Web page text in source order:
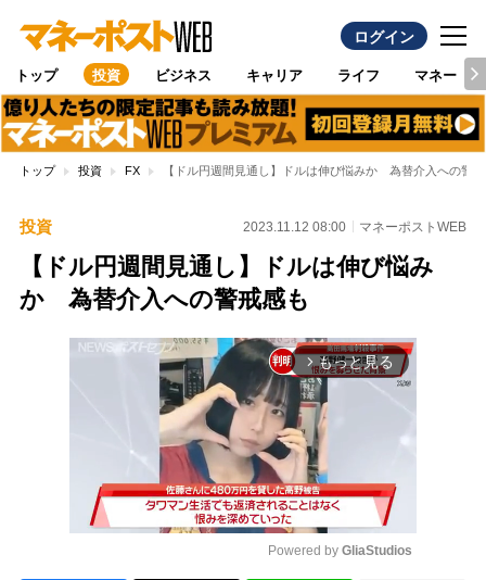
ログイン
トップ 投資 ビジネス キャリア ライフ マネー
トップ 投資 FX 【ドル円週間見通し】ドルは伸び悩みか 為替介入への警
投資 2023.11.12 08:00 マネーポストWEB
【ドル円週間見通し】ドルは伸び悩み
か 為替介入への警戒感も
arrow_forward_ios もっと見る
Powered by GliaStudios